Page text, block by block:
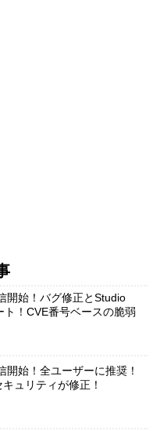
開始！バグ修正とStudio
ト！CVE番号ベースの脆弱
開始！全ユーザーに推奨！
ュリティが修正！